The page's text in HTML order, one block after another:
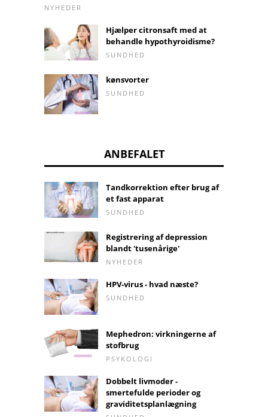
NYHEDER
Hjælper citronsaft med at
behandle hypothyroidisme?
SUNDHED
kønsvorter
SUNDHED
ANBEFALET
Tandkorrektion efter brug af
et fast apparat
SUNDHED
Registrering af depression
blandt 'tusenårige'
NYHEDER
HPV-virus - hvad næste?
SUNDHED
Mephedron: virkningerne af
stofbrug
PSYKOLOGI
Dobbelt livmoder -
smertefulde perioder og
graviditetsplanlægning